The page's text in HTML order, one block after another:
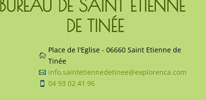
BUREAU DE SAINT ETIENNE
DE TINÉE

Place de l'Eglise - 06660 Saint Etienne de
Tinée
 info.saintetiennedetinee@explorenca.com
 04 93 02 41 96